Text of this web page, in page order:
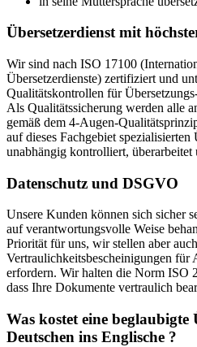
Übersetzerdienst mit
Wir sind nach ISO 17100
Übersetzerdienste) zertifiziert und
Qualitätskontrollen für
Als Qualitätssicherung werden alle
gemäß dem 4-Augen-
auf dieses Fachgebiet spezialisierten
unabhängig kontrolliert, überarbeitet
Datenschutz und DSGVO
Unsere Kunden können sich sicher
auf verantwortungsvolle Weise
Priorität für uns, wir stellen aber
Vertraulichkeitsbescheinigungen für
erfordern. Wir halten die Norm ISO
dass Ihre Dokumente vertraulich
Was kostet eine beglaubigte
Deutschen ins Englische ?